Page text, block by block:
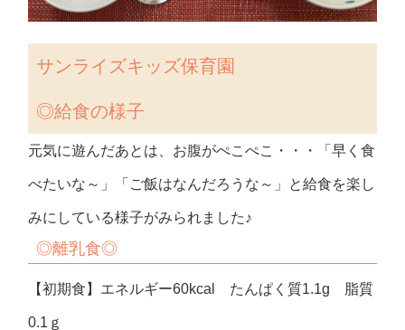
サンライズキッズ保育園
◎給食の様子
元気に遊んだあとは、お腹がぺこぺこ・・・「早く食
べたいな～」「ご飯はなんだろうな～」と給食を楽し
みにしている様子がみられました♪
◎離乳食◎
【初期食】エネルギー60kcal たんぱく質1.1g 脂質
0.1ｇ